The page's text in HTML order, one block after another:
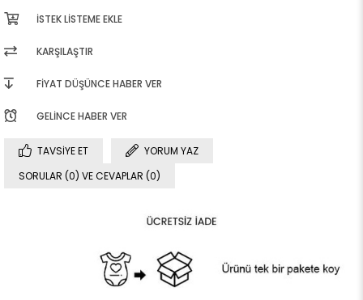
İSTEK LISTEME EKLE
KARŞILAŞTIR
FIYAT DÜŞÜNCE HABER VER
GELINCE HABER VER
TAVSIYE ET
YORUM YAZ
SORULAR (0) VE CEVAPLAR (0)